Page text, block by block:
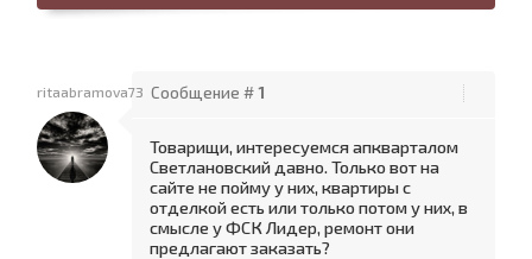
ritaabramova73 Сообщение #1
Товарищи, интересуемся апкварталом
Светлановский давно. Только вот на
сайте не пойму у них, квартиры с
отделкой есть или только потом у них, в
смысле у ФСК Лидер, ремонт они
предлагают заказать?